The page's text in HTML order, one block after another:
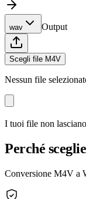
wav Output
Scegli file M4V
Nessun file
I tuoi file non
Perché
Conversione M4V a